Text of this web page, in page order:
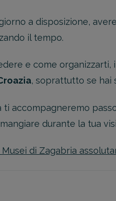
a disposizione, avere
il tempo.
e come
, soprattutto se hai
ti accompagneremo
durante la tua
Musei di Zagabria